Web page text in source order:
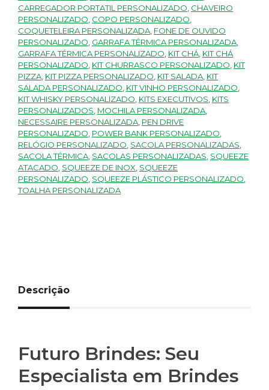
CARREGADOR PORTATIL PERSONALIZADO, CHAVEIRO
PERSONALIZADO, COPO PERSONALIZADO,
COQUETELEIRA PERSONALIZADA, FONE DE OUVIDO
PERSONALIZADO, GARRAFA TÉRMICA PERSONALIZADA,
GARRAFA TÉRMICA PERSONALIZADO, KIT CHÁ, KIT CHÁ
PERSONALIZADO, KIT CHURRASCO PERSONALIZADO, KIT
PIZZA, KIT PIZZA PERSONALIZADO, KIT SALADA, KIT
SALADA PERSONALIZADO, KIT VINHO PERSONALIZADO,
KIT WHISKY PERSONALIZADO, KITS EXECUTIVOS, KITS
PERSONALIZADOS, MOCHILA PERSONALIZADA,
NECESSAIRE PERSONALIZADA, PEN DRIVE
PERSONALIZADO, POWER BANK PERSONALIZADO,
RELÓGIO PERSONALIZADO, SACOLA PERSONALIZADAS,
SACOLA TÉRMICA, SACOLAS PERSONALIZADAS, SQUEEZE
ATACADO, SQUEEZE DE INOX, SQUEEZE
PERSONALIZADO, SQUEEZE PLÁSTICO PERSONALIZADO,
TOALHA PERSONALIZADA
Descrição
Futuro Brindes: Seu
Especialista em Brindes